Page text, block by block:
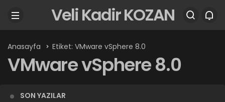
Veli Kadir KOZAN
Anasayfa Etiket: VMware vSphere 8.0
VMware vSphere 8.0
SON YAZILAR